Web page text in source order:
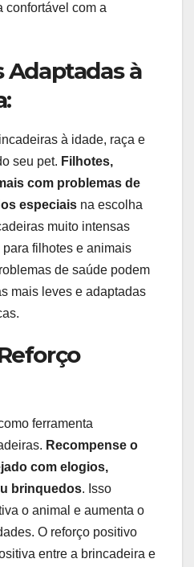
confortável com a
Adaptadas à
à idade, raça e
seu pet. Filhotes,
com problemas de
especiais na escolha
muito intensas
filhotes e animais
de saúde podem
mais leves e adaptadas
ferramenta
Recompense o
com elogios,
brinquedos. Isso
o animal e aumenta o
O reforço positivo
entre a brincadeira e